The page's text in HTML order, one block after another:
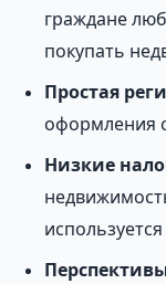
граждане
покупать
Простая
оформления
Низкие